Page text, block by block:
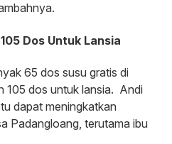
Dos Untuk Lansia
65 dos susu gratis di
105 dos untuk lansia. Andi
dapat meningkatkan
Padangloang, terutama ibu